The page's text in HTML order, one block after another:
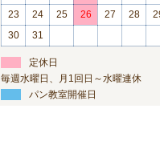
23
24 25 26 27 28
30
31
定休日
毎週水曜日、月1回日～水曜連休
パン教室開催日